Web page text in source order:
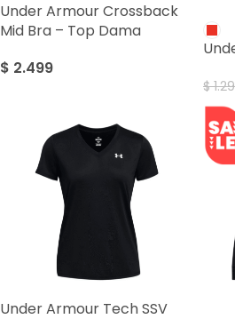
Under Armour Crossback
Mid Bra – Top Dama
$ 2.499
$
Under Armour Tech SSV